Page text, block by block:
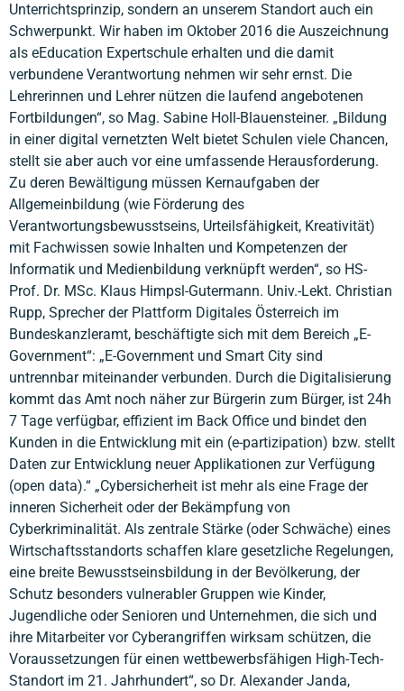
Unterrichtsprinzip, sondern an unserem Standort auch ein
Schwerpunkt. Wir haben im Oktober 2016 die Auszeichnung
als eEducation Expertschule erhalten und die damit
verbundene Verantwortung nehmen wir sehr ernst. Die
Lehrerinnen und Lehrer nützen die laufend angebotenen
Fortbildungen“, so Mag. Sabine Holl-Blauensteiner. „Bildung
in einer digital vernetzten Welt bietet Schulen viele Chancen,
stellt sie aber auch vor eine umfassende Herausforderung.
Zu deren Bewältigung müssen Kernaufgaben der
Allgemeinbildung (wie Förderung des
Verantwortungsbewusstseins, Urteilsfähigkeit, Kreativität)
mit Fachwissen sowie Inhalten und Kompetenzen der
Informatik und Medienbildung verknüpft werden“, so HS-
Prof. Dr. MSc. Klaus Himpsl-Gutermann. Univ.-Lekt. Christian
Rupp, Sprecher der Plattform Digitales Österreich im
Bundeskanzleramt, beschäftigte sich mit dem Bereich „E-
Government“: „E-Government und Smart City sind
untrennbar miteinander verbunden. Durch die Digitalisierung
kommt das Amt noch näher zur Bürgerin zum Bürger, ist 24h
7 Tage verfügbar, effizient im Back Office und bindet den
Kunden in die Entwicklung mit ein (e-partizipation) bzw. stellt
Daten zur Entwicklung neuer Applikationen zur Verfügung
(open data).“ „Cybersicherheit ist mehr als eine Frage der
inneren Sicherheit oder der Bekämpfung von
Cyberkriminalität. Als zentrale Stärke (oder Schwäche) eines
Wirtschaftsstandorts schaffen klare gesetzliche Regelungen,
eine breite Bewusstseinsbildung in der Bevölkerung, der
Schutz besonders vulnerabler Gruppen wie Kinder,
Jugendliche oder Senioren und Unternehmen, die sich und
ihre Mitarbeiter vor Cyberangriffen wirksam schützen, die
Voraussetzungen für einen wettbewerbsfähigen High-Tech-
Standort im 21. Jahrhundert“, so Dr. Alexander Janda,